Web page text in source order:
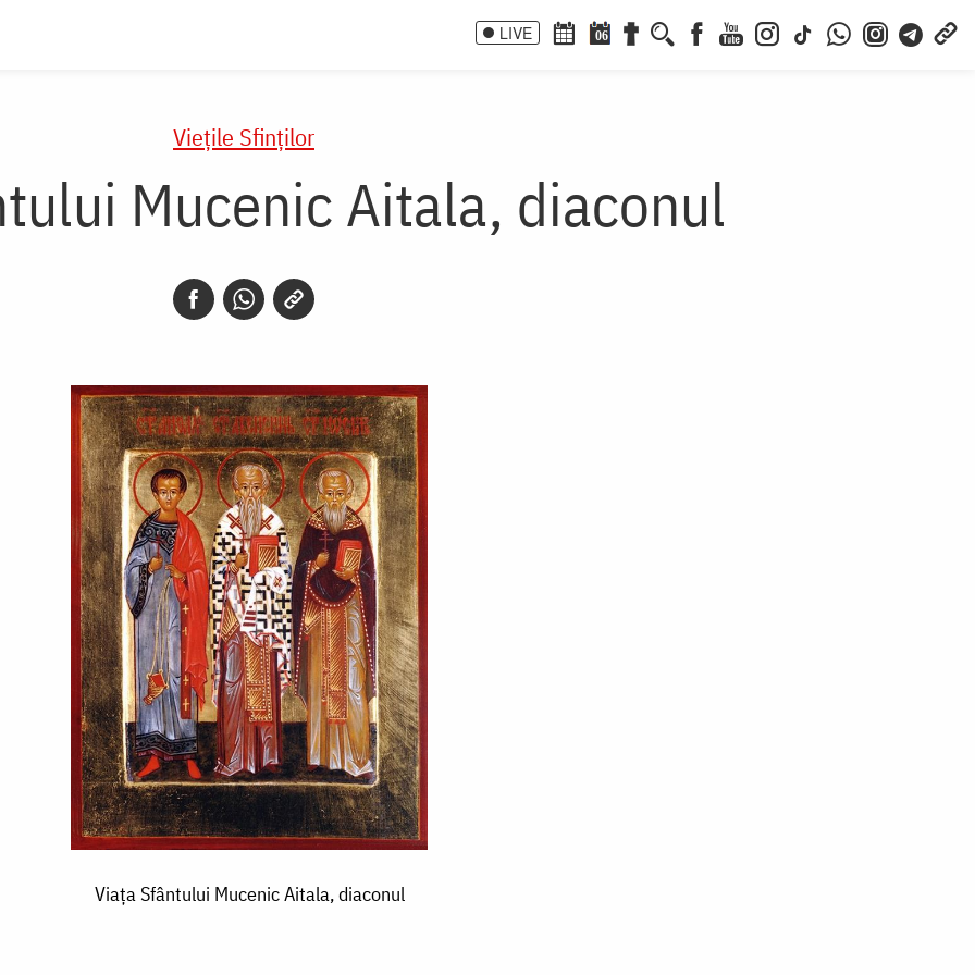
LIVE 06
Vieţile Sfinţilor
Mucenic Aitala, diaconul
Viaţa Sfântului Mucenic Aitala, diaconul